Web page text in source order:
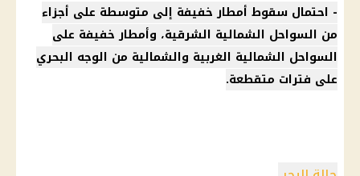
- احتمال سقوط أمطار خفيفة إلى متوسطة على أجزاء
من السواحل الشمالية الشرقية، وأمطار خفيفة على
السواحل الشمالية الغربية والشمالية من الوجه البحري
على فترات متقطعة.